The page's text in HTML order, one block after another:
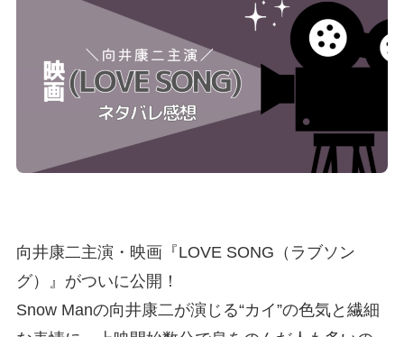
向井康二主演・映画『LOVE SONG（ラブソン
グ）』がついに公開！
Snow Manの向井康二が演じる“カイ”の色気と繊細